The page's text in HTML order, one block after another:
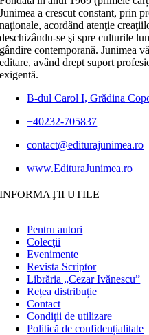
Junimea a crescut constant, prin
naţionale, acordând atenţie
deschizându-se şi spre culturile
gândire contemporană. Junimea
editare, având drept suport
exigentă.
B-dul Carol I, Grădina
+40232-705837
contact@editurajunimea.ro
www.EdituraJunimea.ro
INFORMAŢII UTILE
Pentru autori
Colecţii
Evenimente
Revista Scriptor
Librăria „Cezar Ivănescu”
Rețea distribuție
Contact
Condiţii de utilizare
Politică de confidențialitate